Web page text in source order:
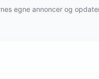
egne annoncer og